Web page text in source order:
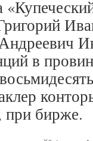
в
при бирже.